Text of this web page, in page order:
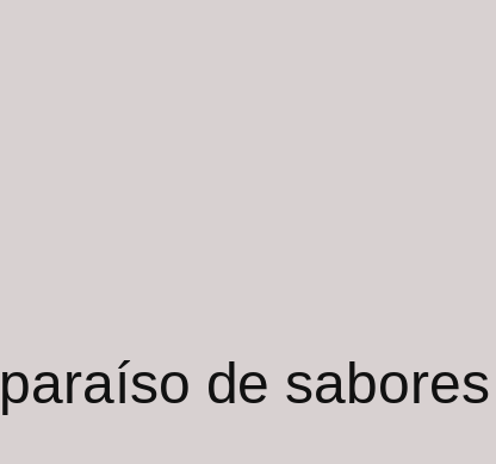
de sabores